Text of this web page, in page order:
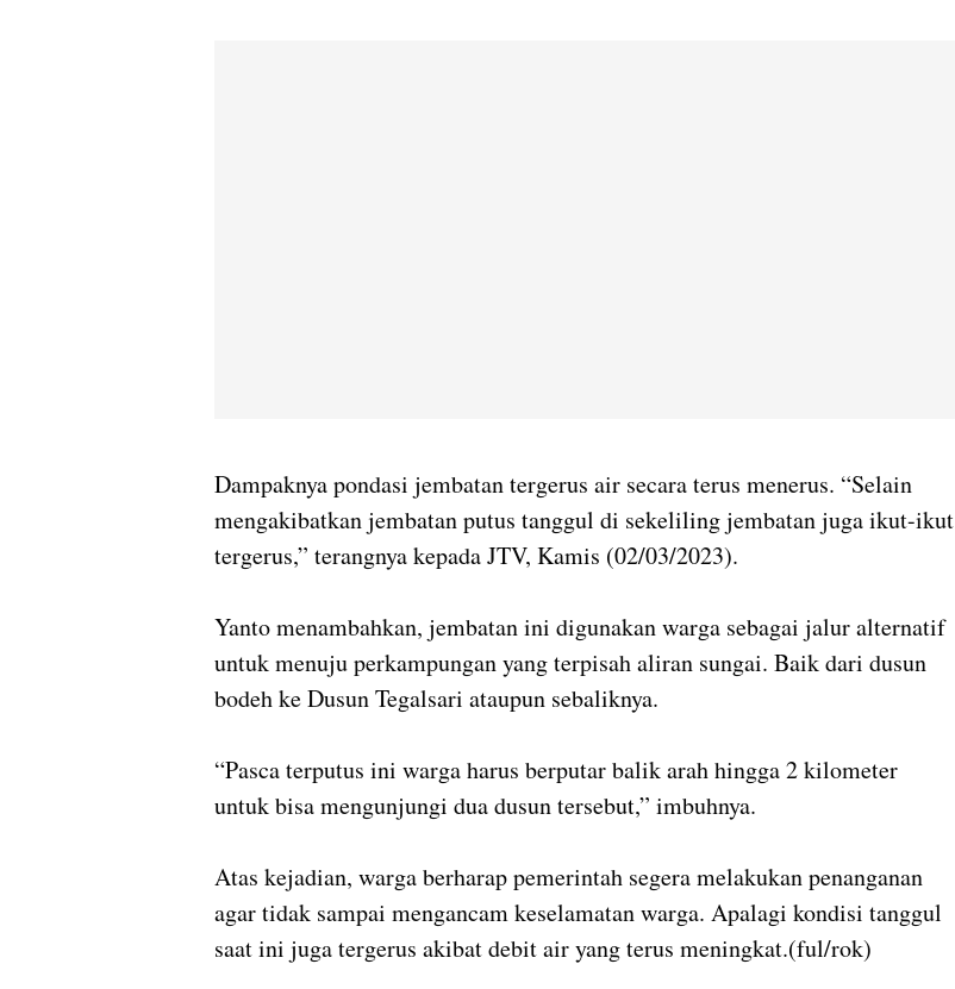
Dampaknya pondasi jembatan tergerus air secara terus menerus. “Selain
mengakibatkan jembatan putus tanggul di sekeliling jembatan juga ikut-ikut
tergerus,” terangnya kepada JTV, Kamis (02/03/2023).
Yanto menambahkan, jembatan ini digunakan warga sebagai jalur alternatif
untuk menuju perkampungan yang terpisah aliran sungai. Baik dari dusun
bodeh ke Dusun Tegalsari ataupun sebaliknya.
“Pasca terputus ini warga harus berputar balik arah hingga 2 kilometer
untuk bisa mengunjungi dua dusun tersebut,” imbuhnya.
Atas kejadian, warga berharap pemerintah segera melakukan penanganan
agar tidak sampai mengancam keselamatan warga. Apalagi kondisi tanggul
saat ini juga tergerus akibat debit air yang terus meningkat.(ful/rok)